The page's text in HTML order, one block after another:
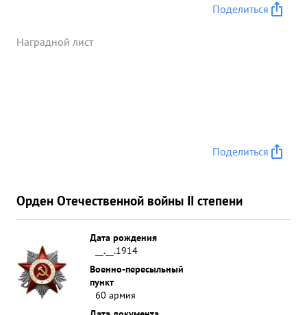
Поделиться
Наградной лист
Поделиться
Орден Отечественной войны II степени
Дата рождения
__.__.1914
Военно-пересыльный
пункт
60 армия